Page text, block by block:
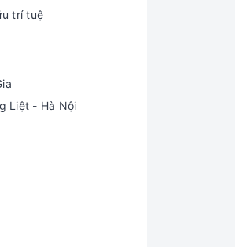
trí tuệ
Liệt - Hà Nội